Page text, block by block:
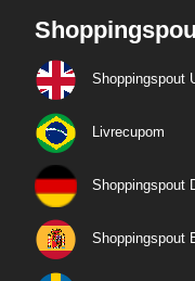
Shoppingspout
Livrecupom
Shoppingspout
Shoppingspout